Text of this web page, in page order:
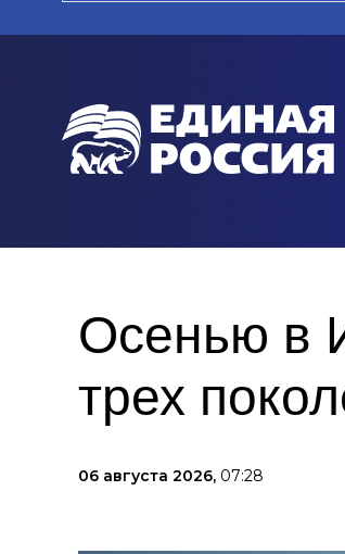
Осенью в
трех
06 августа 2026, 07:28